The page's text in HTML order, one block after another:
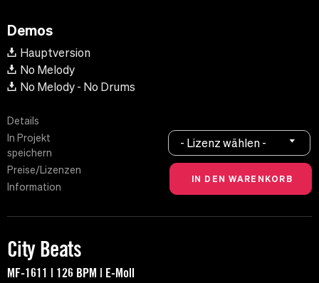
Demos
Hauptversion
No Melody
No Melody - No Drums
Details
In Projekt
speichern
Preise/Lizenzen
Information
- Lizenz wählen -
City Beats
MF-1611 | 126 BPM | E-Moll